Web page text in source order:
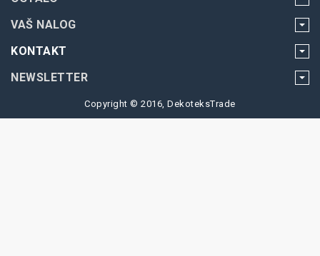
VAŠ NALOG
KONTAKT
NEWSLETTER
Copyright © 2016, DekoteksTrade